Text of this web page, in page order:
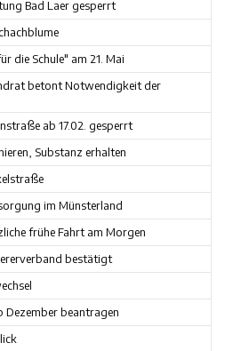
Bad Laer gesperrt
die Schule" am 21. Mai
betont Notwendigkeit der
ab 17.02. gesperrt
Substanz erhalten
im Münsterland
frühe Fahrt am Morgen
bestätigt
Dezember beantragen